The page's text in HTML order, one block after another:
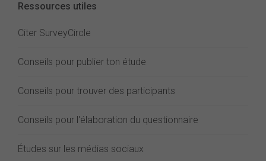
Ressources utiles
Citer SurveyCircle
Conseils pour publier ton étude
Conseils pour trouver des participants
Conseils pour l'élaboration du questionnaire
Études sur les médias sociaux